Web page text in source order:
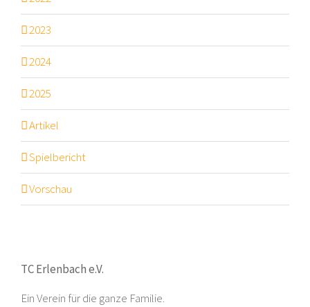
2023
2024
2025
Artikel
Spielbericht
Vorschau
TC Erlenbach e.V.
Ein Verein für die ganze Familie.